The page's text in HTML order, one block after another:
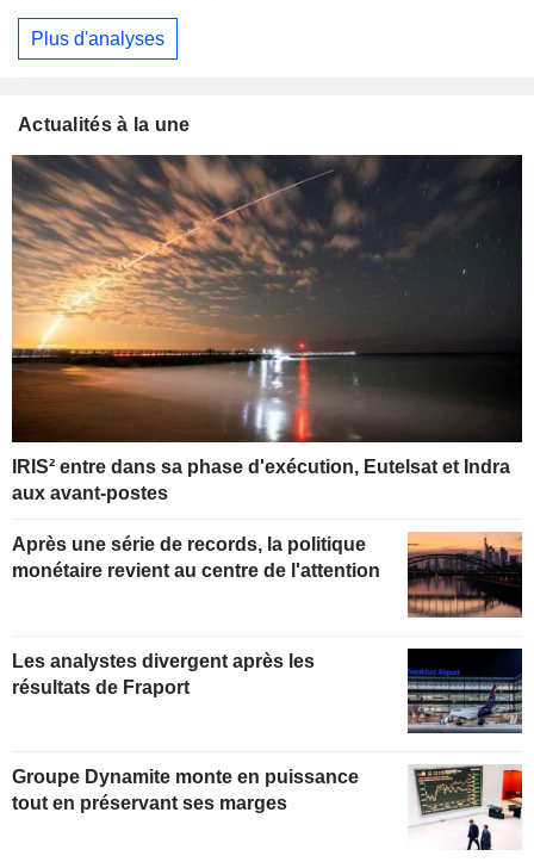
Plus d'analyses
Actualités à la une
IRIS² entre dans sa phase d'exécution, Eutelsat et Indra
aux avant-postes
Après une série de records, la politique
monétaire revient au centre de l'attention
Les analystes divergent après les
résultats de Fraport
Groupe Dynamite monte en puissance
tout en préservant ses marges